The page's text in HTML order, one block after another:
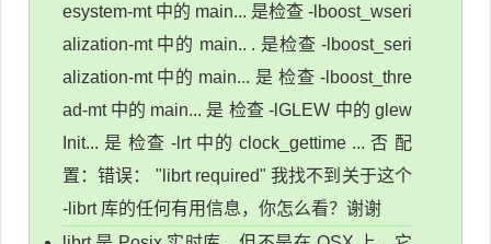
esystem-mt 中的 main... 是检查 -lboost_wseri
alization-mt 中的 main.. . 是检查 -lboost_seri
alization-mt 中的 main... 是 检查 -lboost_thre
ad-mt 中的 main... 是 检查 -lGLEW 中的 glew
Init... 是 检查 -lrt 中的 clock_gettime ... 否 配
置：错误： "librt required" 我找不到关于这个
-librt 库的任何有用信息，你怎么看？谢谢